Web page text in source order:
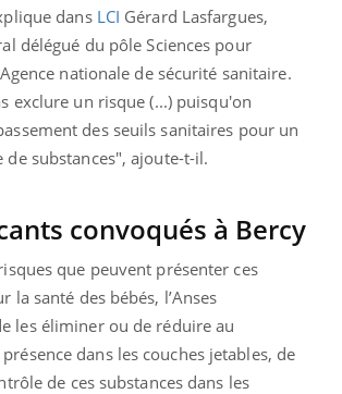
dans LCI Gérard Lasfargues,
délégué du pôle Sciences pour
nationale de sécurité sanitaire.
exclure un risque (...) puisqu'on
des seuils sanitaires pour un
de substances", ajoute-t-il.
convoqués à Bercy
que peuvent présenter ces
la santé des bébés, l’Anses
les éliminer ou de réduire au
dans les couches jetables, de
de ces substances dans les